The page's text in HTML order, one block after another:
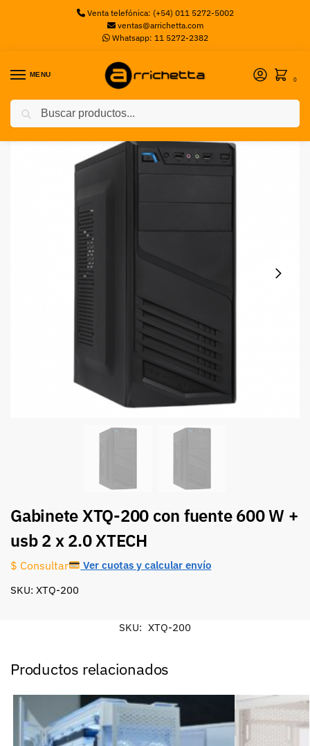
Venta telefónica: (+54) 011 5272-5002
ventas@arrichetta.com
Whatsapp: 11 5272-2382
MENU
0
Inicio Gabinetes Gaming / Gabinete XTQ-200 con fuente 600 W + usb 2 x 2.0 XTECH
Gabinete XTQ-200 con fuente 600 W +
usb 2 x 2.0 XTECH
$ Consultar Ver cuotas y calcular envío
SKU: XTQ-200
SKU: XTQ-200
Productos relacionados